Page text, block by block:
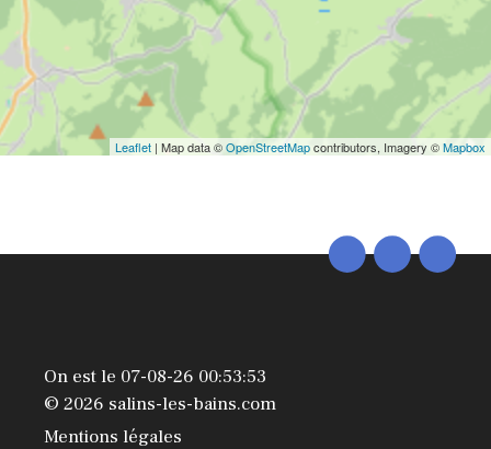
Leaflet | Map data ©OpenStreetMapcontributors, Imagery ©Mapbox
On est le 07-08-26 00:53:53
© 2026 salins-les-bains.com
Mentions légales